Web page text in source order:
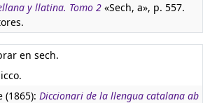
y llatina. Tomo 2 «Sech, a», p. 557.
en sech.
(1865): Diccionari de la llengua catalana ab